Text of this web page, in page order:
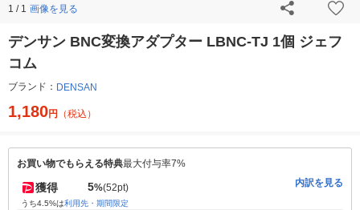
1 / 1 画像を見る
デンサン BNC変換アダプター LBNC-TJ 1個 ジェフ
コム
ブランド： DENSAN
1,180円 （税込）
お買い物でもらえる特典最大付与率7%
獲得 5%(52pt)
うち4.5%は利用先・期間限定
内訳を見る